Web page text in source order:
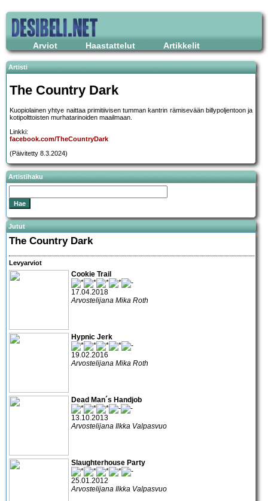
Arviot Haastattelut Artikkelit
Artisti
The Country Dark
Kuopiolainen yhtye naittaa primitiivisen tumman kantrin rämisevään billypoljentoon ja
kotipolttoisten murhatarinoiden maailmaan.
Linkki:
facebook.com/TheCountryDark
(Päivitetty 8.3.2024)
Artistihaku
Jutut
The Country Dark
Levyarviot
Cookie Trail
17.04.2018
Arvostelijana Mika Roth
Hypnic Jerk
19.02.2016
Arvostelijana Mika Roth
Dead Man´s Handjob
13.10.2013
Arvostelijana Ilkka Valpasvuo
Slaughterhouse Party
25.01.2012
Arvostelijana Ilkka Valpasvuo